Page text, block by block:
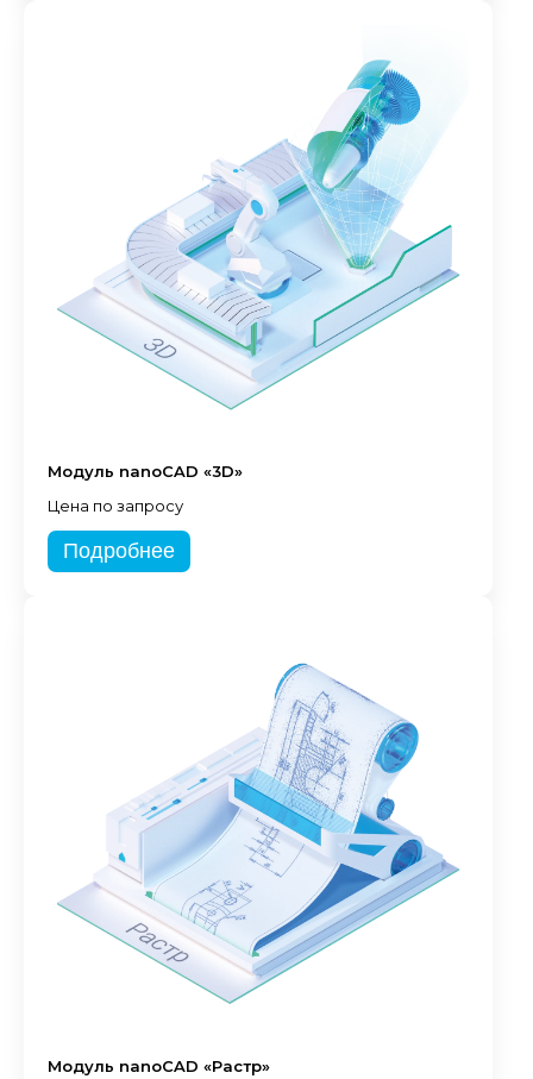
Модуль nanoCAD «3D»
Цена по запросу
Подробнее
Модуль nanoCAD «Растр»